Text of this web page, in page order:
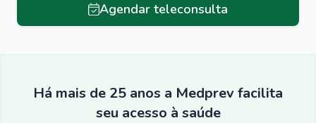
Agendar teleconsulta
Há mais de 25 anos a Medprev facilita
seu acesso à saúde